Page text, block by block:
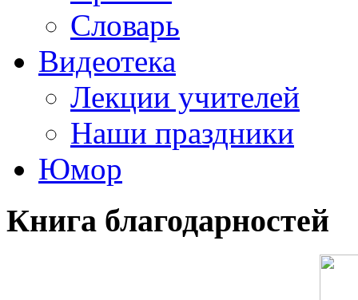
Словарь
Видеотека
Лекции учителей
Наши праздники
Юмор
Книга благодарностей